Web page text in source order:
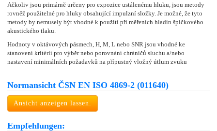
Ačkoliv jsou primárně určeny pro expozice ustálenému hluku, jsou metody
rovněž použitelné pro hluky obsahující impulzní složky. Je možné, že tyto
metody by nemusely být vhodné k použití při měřeních hladin špičkového
akustického tlaku.
Hodnoty v oktávových pásmech, H, M, L nebo SNR jsou vhodné ke
stanovení kritérií pro výběr nebo porovnání chráničů sluchu a/nebo
nastavení minimálních požadavků na přípustný vložný útlum zvuku
Normansicht ČSN EN ISO 4869-2 (011640)
Ansicht anzeigen lassen.
Empfehlungen: